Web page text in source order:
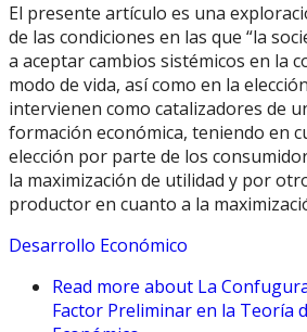
El presente artículo es una
de las condiciones en las que “la
a aceptar cambios sistémicos en la
modo de vida, así como en la
intervienen como catalizadores de
formación económica, teniendo en
elección por parte de los
la maximización de utilidad y por
productor en cuanto a la
Desarrollo Económico
Read more about La
Factor Preliminar en la Teoría